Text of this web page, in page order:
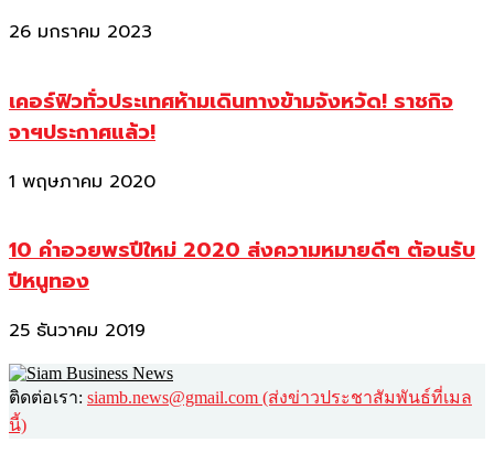
26 มกราคม 2023
เคอร์ฟิวทั่วประเทศห้ามเดินทางข้ามจังหวัด! ราชกิจ
จาฯประกาศแล้ว!
1 พฤษภาคม 2020
10 คำอวยพรปีใหม่ 2020 ส่งความหมายดีๆ ต้อนรับ
ปีหนูทอง
25 ธันวาคม 2019
ติดต่อเรา: siamb.news@gmail.com (ส่งข่าวประชาสัมพันธ์ที่เมล
นี้)